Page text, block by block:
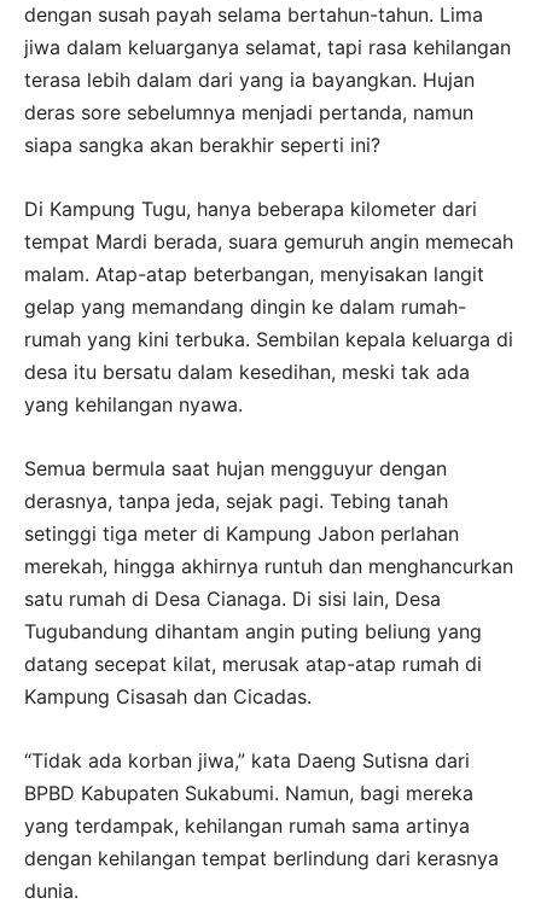
dengan susah payah selama bertahun-tahun. Lima
jiwa dalam keluarganya selamat, tapi rasa kehilangan
terasa lebih dalam dari yang ia bayangkan. Hujan
deras sore sebelumnya menjadi pertanda, namun
siapa sangka akan berakhir seperti ini?
Di Kampung Tugu, hanya beberapa kilometer dari
tempat Mardi berada, suara gemuruh angin memecah
malam. Atap-atap beterbangan, menyisakan langit
gelap yang memandang dingin ke dalam rumah-
rumah yang kini terbuka. Sembilan kepala keluarga di
desa itu bersatu dalam kesedihan, meski tak ada
yang kehilangan nyawa.
Semua bermula saat hujan mengguyur dengan
derasnya, tanpa jeda, sejak pagi. Tebing tanah
setinggi tiga meter di Kampung Jabon perlahan
merekah, hingga akhirnya runtuh dan menghancurkan
satu rumah di Desa Cianaga. Di sisi lain, Desa
Tugubandung dihantam angin puting beliung yang
datang secepat kilat, merusak atap-atap rumah di
Kampung Cisasah dan Cicadas.
“Tidak ada korban jiwa,” kata Daeng Sutisna dari
BPBD Kabupaten Sukabumi. Namun, bagi mereka
yang terdampak, kehilangan rumah sama artinya
dengan kehilangan tempat berlindung dari kerasnya
dunia.